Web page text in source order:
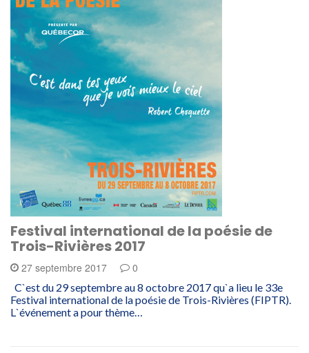
Festival international de la poésie de
Trois-Rivières 2017
27 septembre 2017 0
C`est du 29 septembre au 8 octobre 2017 qu`a lieu le 33e
Festival international de la poésie de Trois-Rivières (FIPTR).
L`événement a pour thème…